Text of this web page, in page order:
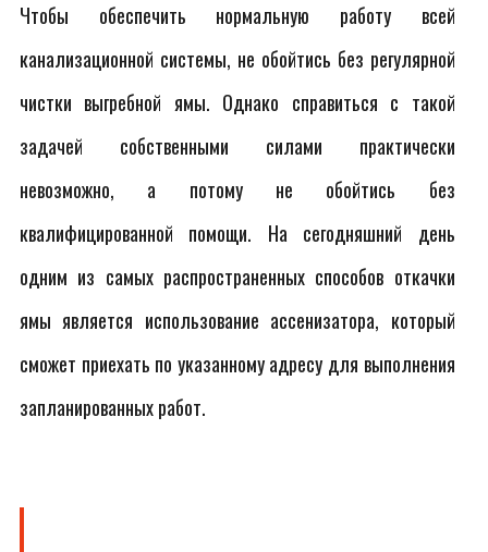
Чтобы обеспечить нормальную работу всей
канализационной системы, не обойтись без регулярной
чистки выгребной ямы. Однако справиться с такой
задачей собственными силами практически
невозможно, а потому не обойтись без
квалифицированной помощи. На сегодняшний день
одним из самых распространенных способов откачки
ямы является использование ассенизатора, который
сможет приехать по указанному адресу для выполнения
запланированных работ.